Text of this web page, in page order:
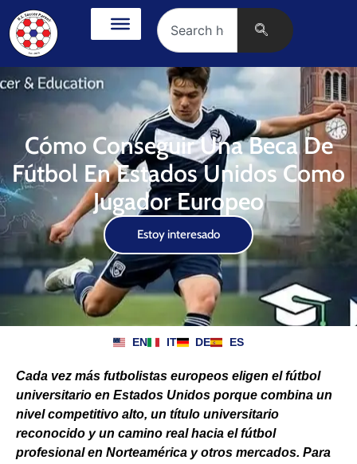
Cómo Conseguir Una Beca De
Fútbol En Estados Unidos Como
Jugador Europeo
Estoy interesado
EN IT DE ES
Cada vez más futbolistas europeos eligen el fútbol
universitario en Estados Unidos porque combina un
nivel competitivo alto, un título universitario
reconocido y un camino real hacia el fútbol
profesional en Norteamérica y otros mercados. Para